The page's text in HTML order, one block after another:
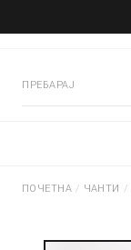
ПОЧЕТНА / ЧАНТИ /